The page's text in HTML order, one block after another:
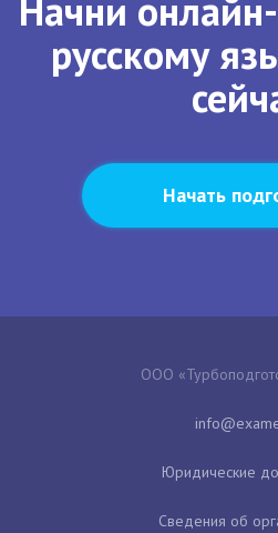
русскому
Начать
ООО
Юридические
Сведения об